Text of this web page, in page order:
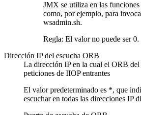
JMX se utiliza en las
como, por ejemplo, para
wsadmin.sh.
Regla: El valor no puede ser 0.
Dirección IP del escucha ORB
La dirección IP en la cual el ORB del
peticiones de IIOP entrantes
El valor predeterminado es *, que
escuchar en todas las direcciones IP